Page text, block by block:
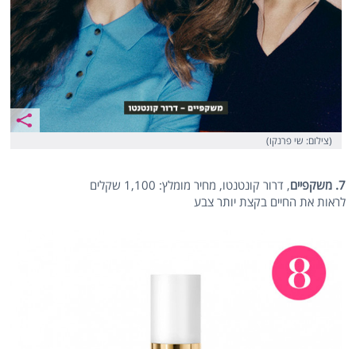
(צילום: שי פרנקו)
7. משקפיים
, דרור קונטנטו, מחיר מומלץ: 1,100 שקלים
לראות את החיים בקצת יותר צבע